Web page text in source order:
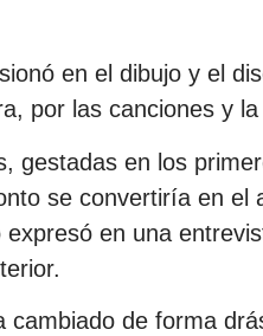
en el dibujo y el
por las canciones y
gestadas en los
se convertiría en el
en una
cambiado de forma